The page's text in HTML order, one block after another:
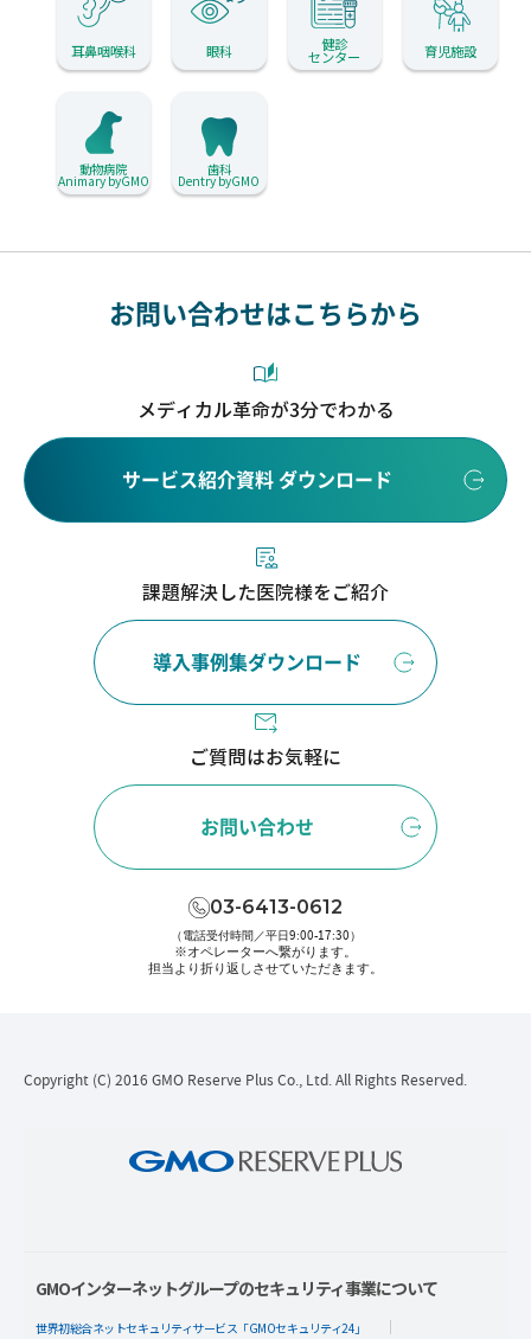
耳鼻咽喉科 眼科 健診
センター 育児施設
動物病院
Animary byGMO
歯科
Dentry byGMO
お問い合わせはこちらから
メディカル革命が3分でわかる
サービス紹介資料 ダウンロード
課題解決した医院様をご紹介
導入事例集ダウンロード
ご質問はお気軽に
お問い合わせ
03-6413-0612
（電話受付時間／平日9:00-17:30）
※オペレーターへ繋がります。
担当より折り返しさせていただきます。
Copyright (C) 2016 GMO Reserve Plus Co., Ltd. All Rights Reserved.
GMOインターネットグループのセキュリティ事業について
世界初総合ネットセキュリティサービス「GMOセキュリティ24」